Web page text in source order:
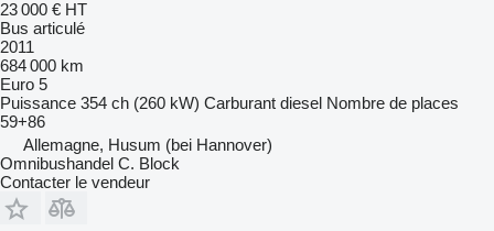
23 000 € HT
Bus articulé
2011
684 000 km
Euro 5
Puissance 354 ch (260 kW) Carburant diesel Nombre de places
59+86
Allemagne, Husum (bei Hannover)
Omnibushandel C. Block
Contacter le vendeur